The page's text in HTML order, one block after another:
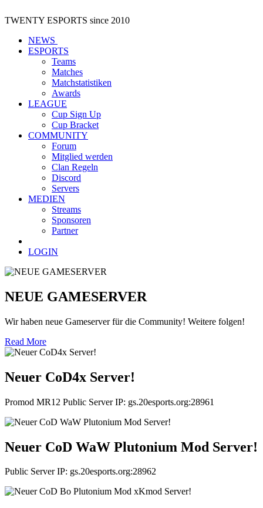
TWENTY ESPORTS since 2010
NEWS
ESPORTS
Teams
Matches
Matchstatistiken
Awards
LEAGUE
Cup Sign Up
Cup Bracket
COMMUNITY
Forum
Mitglied werden
Clan Regeln
Discord
Servers
MEDIEN
Streams
Sponsoren
Partner
LOGIN
NEUE GAMESERVER
Wir haben neue Gameserver für die Community! Weitere folgen!
Read More
Neuer CoD4x Server!
Promod MR12 Public Server IP: gs.20esports.org:28961
Neuer CoD WaW Plutonium Mod Server!
Public Server IP: gs.20esports.org:28962